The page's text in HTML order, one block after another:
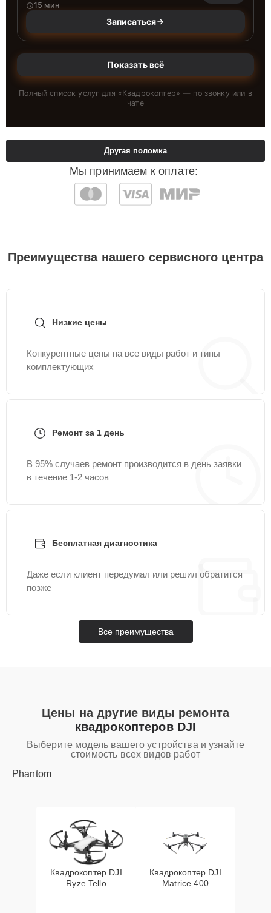
15 мин
Записаться
Показать всё
Полный список услуг для «Квадрокоптер» — по звонку или в
чате
Мы принимаем к оплате:
Другая поломка
Преимущества нашего сервисного центра
Низкие цены
Конкурентные цены на все виды работ и типы
комплектующих
Ремонт за 1 день
В 95% случаев ремонт производится в день заявки
в течение 1-2 часов
Бесплатная диагностика
Даже если клиент передумал или решил обратится
позже
Все преимущества
Цены на другие виды ремонта
квадрокоптеров DJI
Выберите модель вашего устройства и узнайте
стоимость всех видов работ
Phantom
Квадрокоптер DJI
Ryze Tello
Квадрокоптер DJI
Matrice 400